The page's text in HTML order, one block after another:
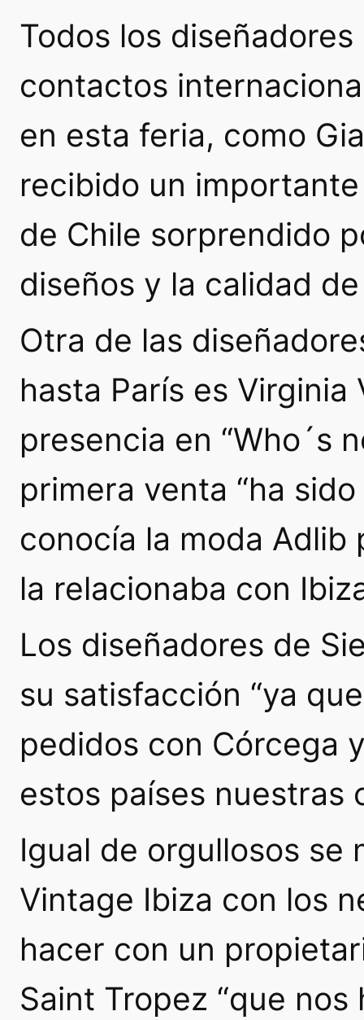
Todos los
contactos
en esta feria, como
recibido un
de Chile sorprendido
diseños y la calidad
Otra de las
hasta París es
presencia en “Who´s
primera venta “ha
conocía la moda
la relacionaba con
Los diseñadores de
su satisfacción “ya
pedidos con Córcega
estos países nuestras
Igual de orgullosos se
Vintage Ibiza con los
hacer con un
Saint Tropez “que